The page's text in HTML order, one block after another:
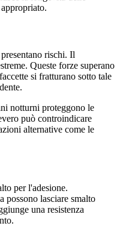
rischi. Il
Queste forze superano
si fratturano sotto tale
notturni proteggono le
può controindicare
alternative come le
per l'adesione.
possono lasciare smalto
una resistenza